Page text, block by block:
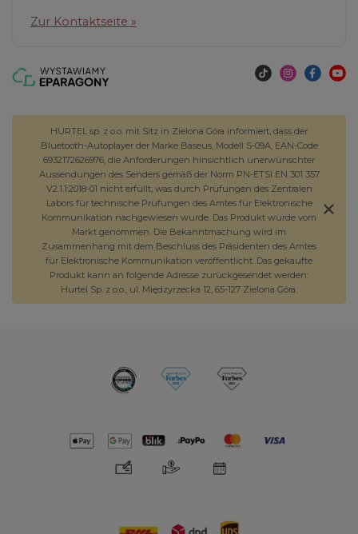
Zur Kontaktseite »
HURTEL sp. z o.o. mit Sitz in Zielona Góra informiert, dass der
Bluetooth-Autoplayer der Marke Baseus, Modell S-09A, EAN-Code
6932172626976, die Anforderungen hinsichtlich unerwünschter
Aussendungen des Senders gemäß der Norm PN-ETSI EN 301 357
V2.1.1:2018-01 nicht erfüllt, was durch Prüfungen des Zentralen
Labors für technische Prüfungen des Amtes für Elektronische
Kommunikation nachgewiesen wurde. Das Produkt wurde vom
Markt genommen. Die Bekanntmachung wird im
Zusammenhang mit dem Beschluss des Präsidenten des Amtes
für Elektronische Kommunikation veröffentlicht. Das gekaufte
Produkt kann an folgende Adresse zurückgesendet werden:
Hurtel Sp. z o.o., ul. Międzyrzecka 12, 65-127 Zielona Góra.